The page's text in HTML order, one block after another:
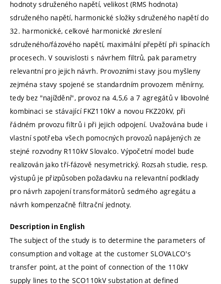
hodnoty sdruženého napětí, velikost (RMS hodnota)
sdruženého napětí, harmonické složky sdruženého napětí do
32. harmonické, celkové harmonické zkreslení
sdruženého/fázového napětí, maximální přepětí při spínacích
procesech. V souvislosti s návrhem filtrů, pak parametry
relevantní pro jejich návrh. Provozními stavy jsou myšleny
zejména stavy spojené se standardním provozem měnírny,
tedy bez "najíždění", provoz na 4,5,6 a 7 agregátů v libovolné
kombinaci se stávající FKZ110kV a novou FKZ20kV, při
řádném provozu filtrů i při jejich odpojení. Uvažována bude i
vlastní spotřeba všech pomocných provozů napájených ze
stejné rozvodny R110kV Slovalco. Výpočetní model bude
realizován jako tří-fázově nesymetrický. Rozsah studie, resp.
výstupů je přizpůsoben požadavku na relevantní podklady
pro návrh zapojení transformátorů sedmého agregátu a
návrh kompenzačně filtrační jednoty.
Description in English
The subject of the study is to determine the parameters of
consumption and voltage at the customer SLOVALCO's
transfer point, at the point of connection of the 110kV
supply lines to the SCO110kV substation at defined